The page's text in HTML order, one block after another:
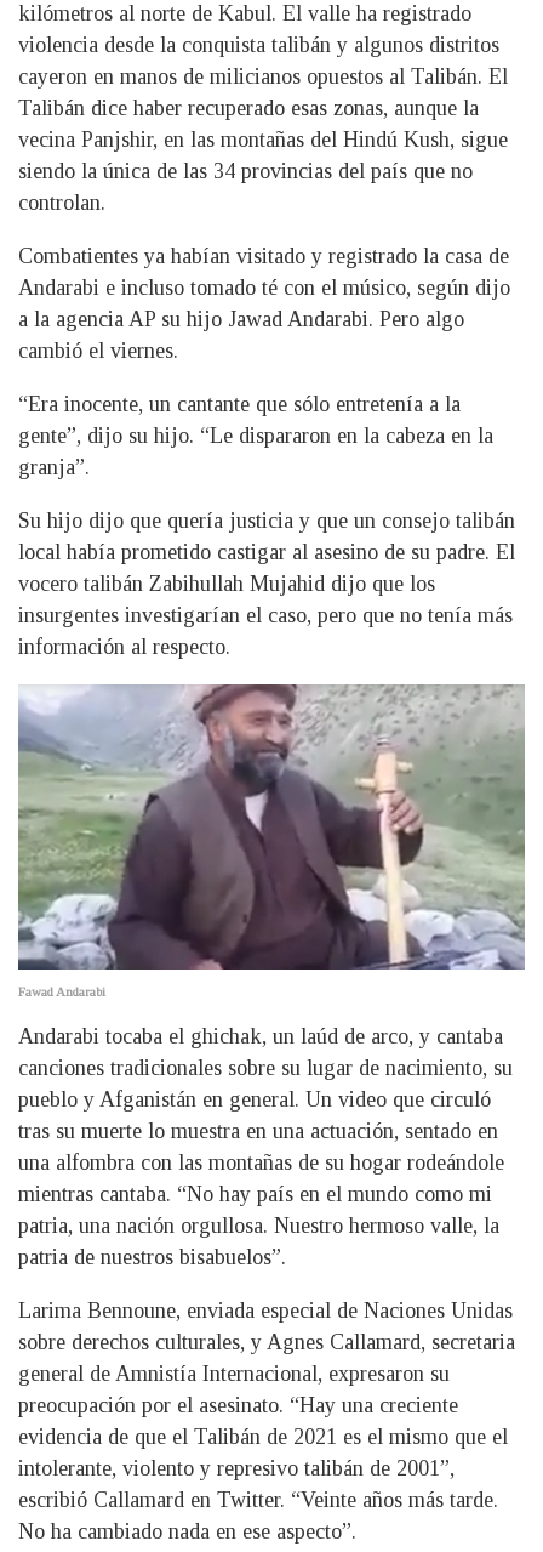
kilómetros al norte de Kabul. El valle ha registrado
violencia desde la conquista talibán y algunos distritos
cayeron en manos de milicianos opuestos al Talibán. El
Talibán dice haber recuperado esas zonas, aunque la
vecina Panjshir, en las montañas del Hindú Kush, sigue
siendo la única de las 34 provincias del país que no
controlan.
Combatientes ya habían visitado y registrado la casa de
Andarabi e incluso tomado té con el músico, según dijo
a la agencia AP su hijo Jawad Andarabi. Pero algo
cambió el viernes.
“Era inocente, un cantante que sólo entretenía a la
gente”, dijo su hijo. “Le dispararon en la cabeza en la
granja”.
Su hijo dijo que quería justicia y que un consejo talibán
local había prometido castigar al asesino de su padre. El
vocero talibán Zabihullah Mujahid dijo que los
insurgentes investigarían el caso, pero que no tenía más
información al respecto.
Fawad Andarabi
Andarabi tocaba el ghichak, un laúd de arco, y cantaba
canciones tradicionales sobre su lugar de nacimiento, su
pueblo y Afganistán en general. Un video que circuló
tras su muerte lo muestra en una actuación, sentado en
una alfombra con las montañas de su hogar rodeándole
mientras cantaba. “No hay país en el mundo como mi
patria, una nación orgullosa. Nuestro hermoso valle, la
patria de nuestros bisabuelos”.
Larima Bennoune, enviada especial de Naciones Unidas
sobre derechos culturales, y Agnes Callamard, secretaria
general de Amnistía Internacional, expresaron su
preocupación por el asesinato. “Hay una creciente
evidencia de que el Talibán de 2021 es el mismo que el
intolerante, violento y represivo talibán de 2001”,
escribió Callamard en Twitter. “Veinte años más tarde.
No ha cambiado nada en ese aspecto”.